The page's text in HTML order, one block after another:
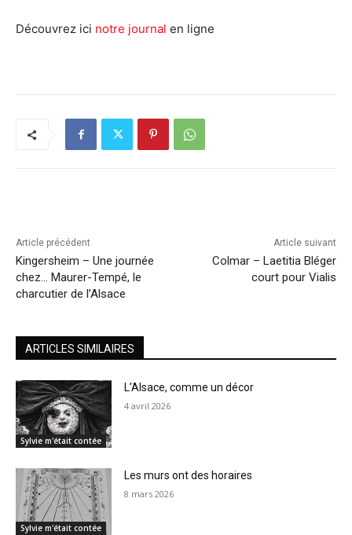
Découvrez ici notre journal en ligne
Article précédent
Kingersheim – Une journée
chez… Maurer-Tempé, le
charcutier de l’Alsace
Article suivant
Colmar – Laetitia Bléger
court pour Vialis
ARTICLES SIMILAIRES
Sylvie m'était contée
L’Alsace, comme un décor
4 avril 2026
Sylvie m'était contée
Les murs ont des horaires
8 mars 2026